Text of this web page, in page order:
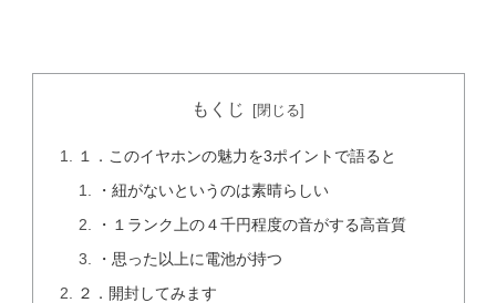
もくじ
１．このイヤホンの魅力を3ポイントで語ると
・紐がないというのは素晴らしい
・１ランク上の４千円程度の音がする高音質
・思った以上に電池が持つ
２．開封してみます